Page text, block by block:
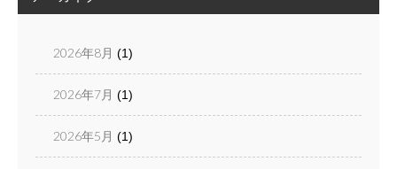
2026年8月 (1)
2026年7月 (1)
2026年5月 (1)